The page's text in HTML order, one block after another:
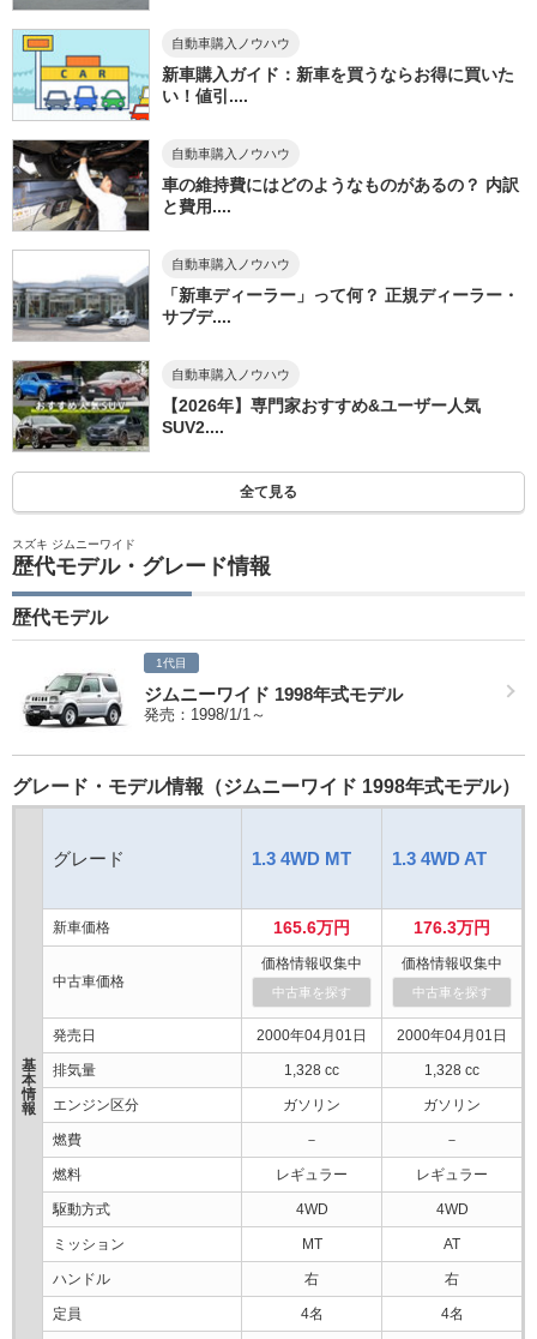
自動車購入ノウハウ
新車購入ガイド：新車を買うならお得に買いた
い！値引....
自動車購入ノウハウ
車の維持費にはどのようなものがあるの？ 内訳
と費用....
自動車購入ノウハウ
「新車ディーラー」って何？ 正規ディーラー・
サブデ....
自動車購入ノウハウ
【2026年】専門家おすすめ&ユーザー人気
SUV2....
全て見る
スズキ ジムニーワイド
歴代モデル・グレード情報
歴代モデル
1代目
ジムニーワイド 1998年式モデル
発売：1998/1/1～
グレード・モデル情報（ジムニーワイド 1998年式モデル）
基
本
情
報
グレード 1.3 4WD MT 1.3 4WD AT
新車価格 165.6万円 176.3万円
中古車価格
価格情報収集中
中古車を探す
価格情報収集中
中古車を探す
発売日 2000年04月01日 2000年04月01日
排気量 1,328 cc 1,328 cc
エンジン区分 ガソリン ガソリン
燃費 － －
燃料 レギュラー レギュラー
駆動方式 4WD 4WD
ミッション MT AT
ハンドル 右 右
定員 4名 4名